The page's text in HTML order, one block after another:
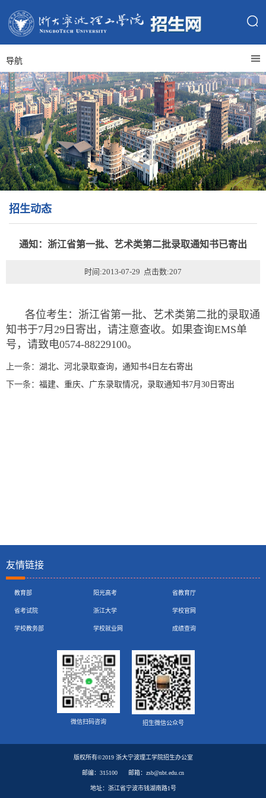
导航
招生动态
通知：浙江省第一批、艺术类第二批录取通知书已寄出
时间:2013-07-29 点击数:207
各位考生：浙江省第一批、艺术类第二批的录取通
知书于7月29日寄出，请注意查收。如果查询EMS单
号，请致电0574-88229100。
上一条： 湖北、河北录取查询，通知书4日左右寄出
下一条： 福建、重庆、广东录取情况，录取通知书7月30日寄出
友情链接
教育部 阳光高考 省教育厅
省考试院 浙江大学 学校官网
学校教务部 学校就业网 成绩查询
微信扫码咨询 招生微信公众号
版权所有©2019 浙大宁波理工学院招生办公室
邮编：315100 邮箱：zsb@nbt.edu.cn
地址：浙江省宁波市钱湖南路1号